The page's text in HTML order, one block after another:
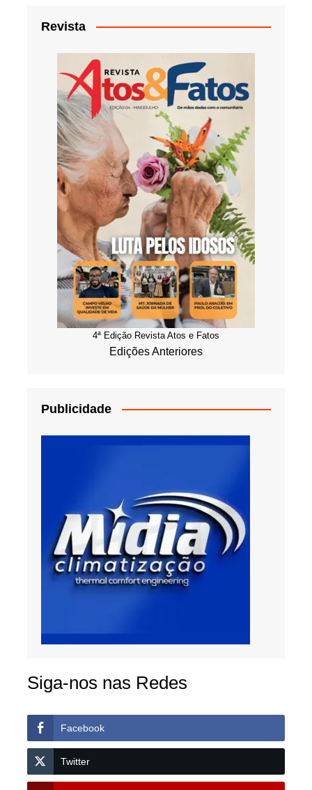
Revista
4ª Edição Revista Atos e Fatos
Edições Anteriores
Publicidade
Siga-nos nas Redes
Facebook
Twitter